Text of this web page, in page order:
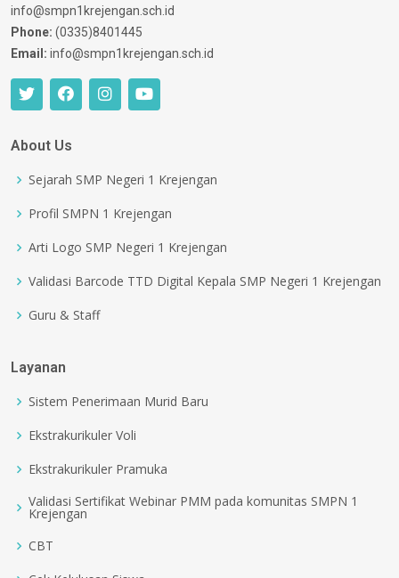
info@smpn1krejengan.sch.id
Phone: (0335)8401445
Email: info@smpn1krejengan.sch.id
About Us
Sejarah SMP Negeri 1 Krejengan
Profil SMPN 1 Krejengan
Arti Logo SMP Negeri 1 Krejengan
Validasi Barcode TTD Digital Kepala SMP Negeri 1 Krejengan
Guru & Staff
Layanan
Sistem Penerimaan Murid Baru
Ekstrakurikuler Voli
Ekstrakurikuler Pramuka
Validasi Sertifikat Webinar PMM pada komunitas SMPN 1
Krejengan
CBT